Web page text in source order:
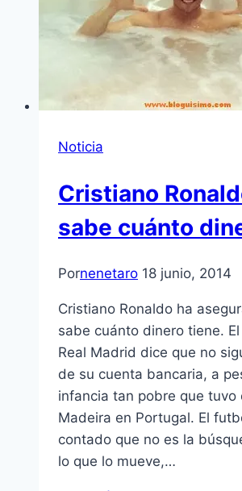
Noticia
Cristiano
sabe cuánto
Pornenetaro 18 junio, 2014
Cristiano Ronaldo ha
sabe cuánto dinero tiene.
Real Madrid dice que no
de su cuenta bancaria, a
infancia tan pobre que tuvo
Madeira en Portugal. El
contado que no es la
lo que lo mueve,…